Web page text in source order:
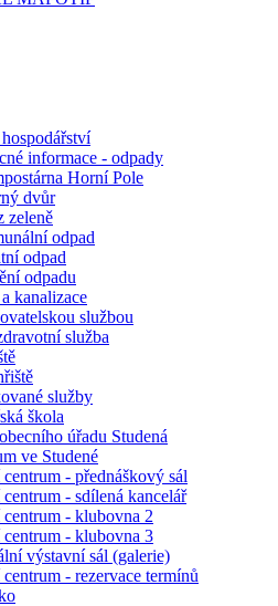
informace - odpady
Horní Pole
dvůr
zeleně
odpad
odpad
odpadu
kanalizace
službou
služba
služby
škola
úřadu Studená
ve Studené
- přednáškový sál
- sdílená kancelář
- klubovna 2
- klubovna 3
výstavní sál (galerie)
- rezervace termínů